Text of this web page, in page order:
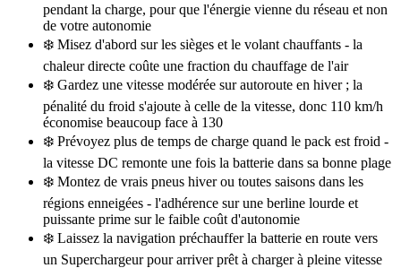
pendant la charge, pour que l'énergie vienne du réseau et non
de votre autonomie
❄️ Misez d'abord sur les sièges et le volant chauffants - la
chaleur directe coûte une fraction du chauffage de l'air
❄️ Gardez une vitesse modérée sur autoroute en hiver ; la
pénalité du froid s'ajoute à celle de la vitesse, donc 110 km/h
économise beaucoup face à 130
❄️ Prévoyez plus de temps de charge quand le pack est froid -
la vitesse DC remonte une fois la batterie dans sa bonne plage
❄️ Montez de vrais pneus hiver ou toutes saisons dans les
régions enneigées - l'adhérence sur une berline lourde et
puissante prime sur le faible coût d'autonomie
❄️ Laissez la navigation préchauffer la batterie en route vers
un Superchargeur pour arriver prêt à charger à pleine vitesse